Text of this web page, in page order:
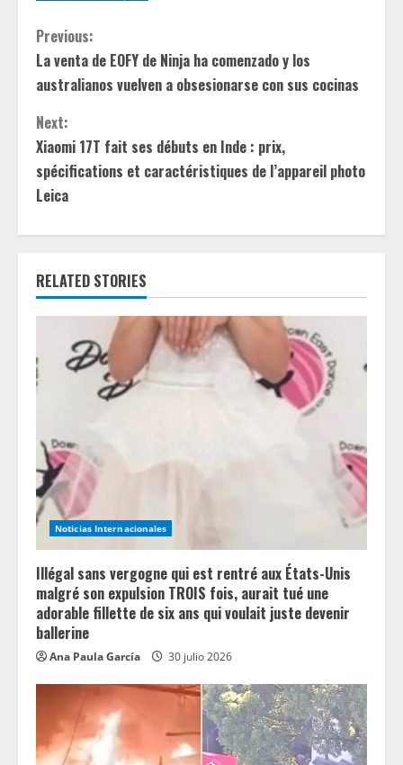
C
o
n
t
i
n
u
e
e
d
i
n
g
Previous:
La venta de EOFY de Ninja ha comenzado y los
australianos vuelven a obsesionarse con sus cocinas
Next:
Xiaomi 17T fait ses débuts en Inde : prix,
spécifications et caractéristiques de l’appareil photo
Leica
RELATED STORIES
Noticias Internacionales
Illégal sans vergogne qui est rentré aux États-Unis
malgré son expulsion TROIS fois, aurait tué une
adorable fillette de six ans qui voulait juste devenir
ballerine
Ana Paula García 30 julio 2026